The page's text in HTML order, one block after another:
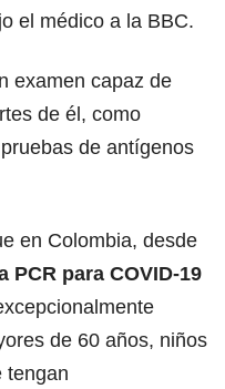
el médico a la BBC.
examen capaz de
de él, como
de antígenos
en Colombia, desde
PCR para COVID-19
de 60 años, niños
tengan